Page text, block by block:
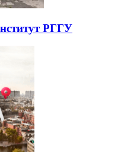
РГГУ